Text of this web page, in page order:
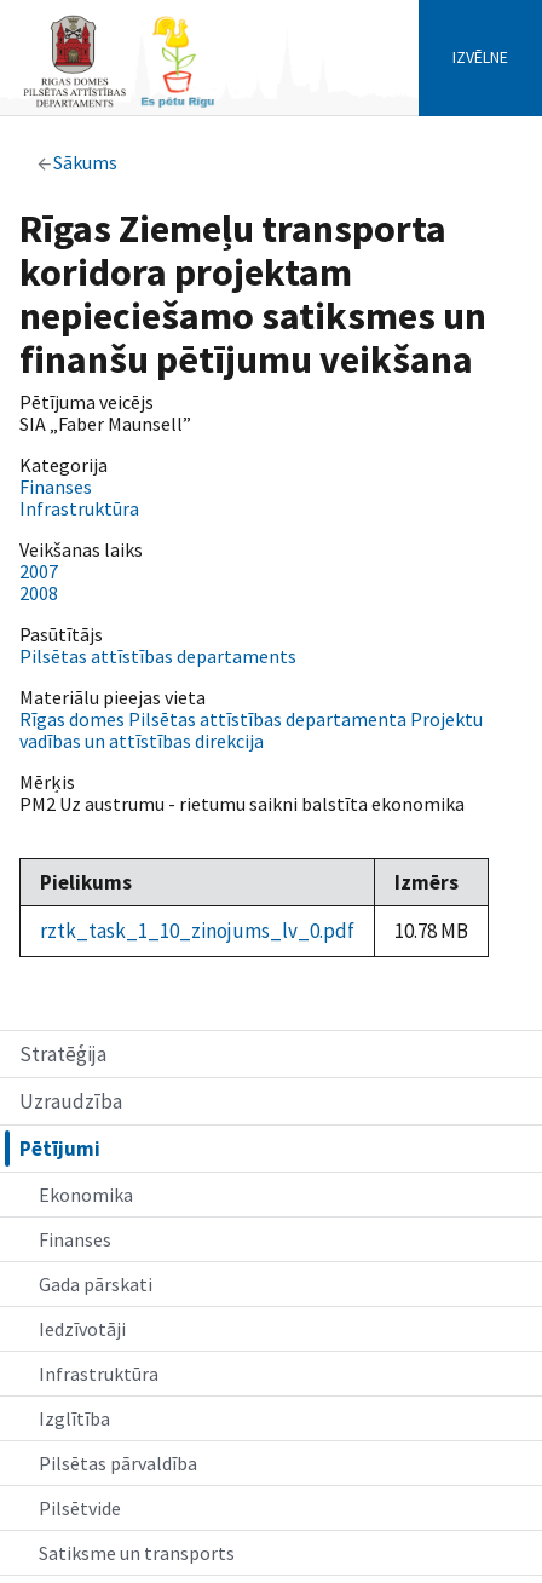
IZVĒLNE
Sākums
Stratēģija
Uzraudzība
Pētījumi
Ekonomika
Finanses
Gada pārskati
Iedzīvotāji
Infrastruktūra
Izglītība
Pilsētas pārvaldība
Pilsētvide
Satiksme un transports
Rīgas Ziemeļu transporta
koridora projektam
nepieciešamo satiksmes un
finanšu pētījumu veikšana
Pētījuma veicējs
SIA „Faber Maunsell”
Kategorija
Finanses
Infrastruktūra
Veikšanas laiks
2007
2008
Pasūtītājs
Pilsētas attīstības departaments
Materiālu pieejas vieta
Rīgas domes Pilsētas attīstības departamenta Projektu
vadības un attīstības direkcija
Mērķis
PM2 Uz austrumu - rietumu saikni balstīta ekonomika
Pielikums
Izmērs
rztk_task_1_10_zinojums_lv_0.pdf
10.78 MB